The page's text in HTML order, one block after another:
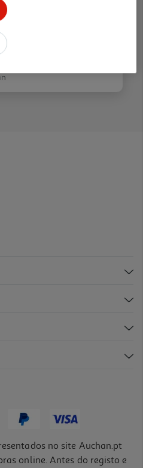
no site Auchan.pt
online. Antes do registo e